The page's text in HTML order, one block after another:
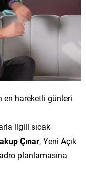
en hareketli günleri
ilgili sıcak
Çınar, Yeni Açık
planlamasına